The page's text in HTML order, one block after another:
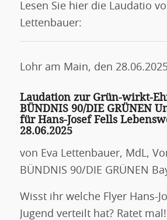
Lesen Sie hier die Laudatio
Lettenbauer:
Lohr am Main, den
Laudation zur Grün-wirkt-
BÜNDNIS 90/DIE GRÜNEN
für Hans-Josef Fells
28.06.2025
von Eva Lettenbauer, MdL,
BÜNDNIS 90/DIE GRÜNEN
Wisst ihr welche Flyer Hans-
Jugend verteilt hat? Ratet